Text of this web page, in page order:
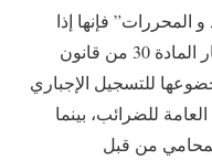
فإنها إذا
كانت منجزة من قبل المحامي في إطار المادة 30 من قانون
للتسجيل الإجباري
من المدونة العامة للضرائب، بينما
من قبل